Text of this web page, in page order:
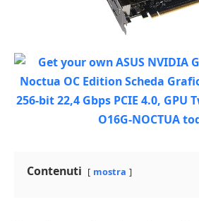
Contenuti mostra